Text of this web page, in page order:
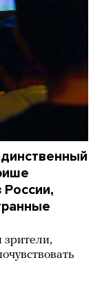
России,
зрители,